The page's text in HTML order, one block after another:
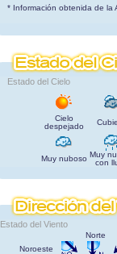
* Información obtenida de la
Estado del Cielo
Cielo
despejado
Muy nuboso Muy
con
Estado del Viento
Norte
Noroeste